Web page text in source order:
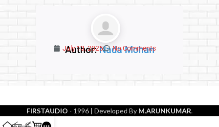
Author:Nada Mohan
July 13, 2025 No Comments
FIRSTAUDIO - 1996 | Developed By M.ARUNKUMAR.